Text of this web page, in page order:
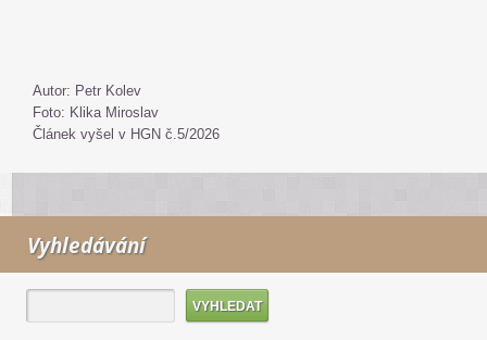
Autor: Petr Kolev
Foto: Klika Miroslav
Článek vyšel v HGN č.5/2026
Vyhledávání